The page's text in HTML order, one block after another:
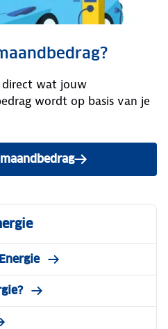
direct wat jouw
wordt op basis van je